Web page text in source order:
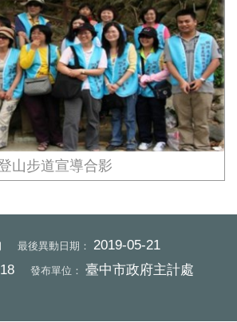
山步道宣導合影
最後異動日期： 2019-05-21
發布單位：臺中市政府主計處